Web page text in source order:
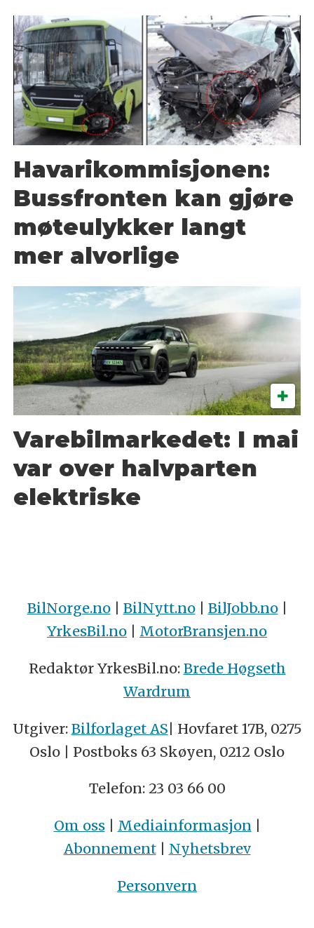
Havarikommisjonen:
Bussfronten kan gjøre
møteulykker langt
mer alvorlige
Varebilmarkedet: I mai
var over halvparten
elektriske
BilNorge.no| BilNytt.no| BilJobb.no|
YrkesBil.no | MotorBransjen.no
Redaktør YrkesBil.no: Brede Høgseth
Wardrum
Utgiver: Bilforlaget AS| Hovfaret 17B, 0275
Oslo | Postboks 63 Skøyen, 0212 Oslo
Telefon: 23 03 66 00
Om oss| Mediainformasjon
Abonnement| Nyhetsbrev
Personvern